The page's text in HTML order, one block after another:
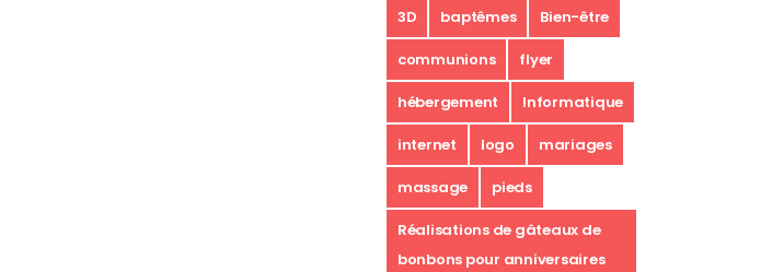
3D baptêmes Bien-être
communions flyer
hébergement Informatique
internet logo mariages
massage pieds
Réalisations de gâteaux de
bonbons pour anniversaires